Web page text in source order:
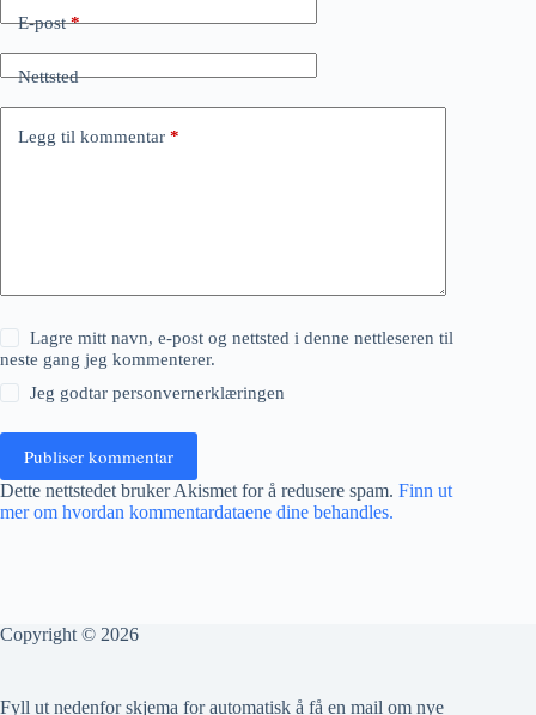
E-post*
Nettsted
Legg til kommentar *
Lagre mitt navn, e-post og nettsted i denne nettleseren til
neste gang jeg kommenterer.
Jeg godtarpersonvernerklæringen
Publiser kommentar
Dette nettstedet bruker Akismet for å redusere spam. Finn ut
mer om hvordan kommentardataene dine behandles.
Copyright © 2026
Fyll ut nedenfor skjema for automatisk å få en mail om nye